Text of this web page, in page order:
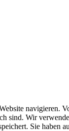
sind. Wir
Sie